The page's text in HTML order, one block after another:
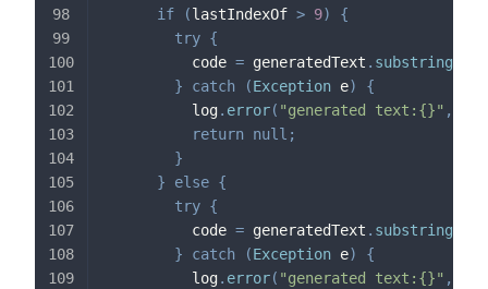
if
(lastIndexOf > 9)
{
try {
          code
= generatedText . substring
}
catch (Exception e)
{
          log
. error( "generated text:{}" ,
return null ;
}
}
else {
try {
          code
= generatedText . substring
}
catch (Exception e)
{
          log
. error( "generated text:{}" ,